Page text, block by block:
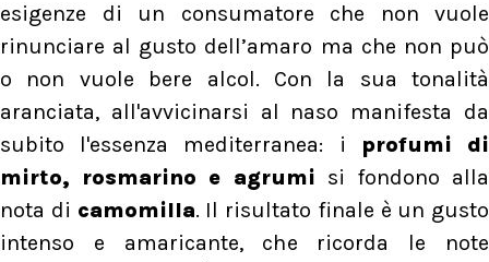
esigenze di un consumatore che non vuole
rinunciare al gusto dell’amaro ma che non può
o non vuole bere alcol. Con la sua tonalità
aranciata, all'avvicinarsi al naso manifesta da
subito l'essenza mediterranea: i profumi di
mirto, rosmarino e agrumi si fondono alla
nota di camomilla. Il risultato finale è un gusto
intenso e amaricante, che ricorda le note